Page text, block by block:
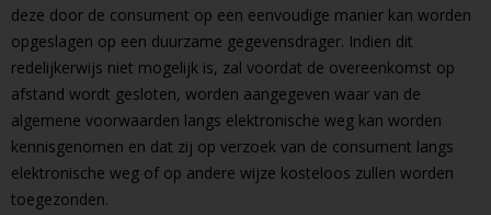
deze door de consument op een eenvoudige manier kan worden
opgeslagen op een duurzame gegevensdrager. Indien dit
redelijkerwijs niet mogelijk is, zal voordat de overeenkomst op
afstand wordt gesloten, worden aangegeven waar van de
algemene voorwaarden langs elektronische weg kan worden
kennisgenomen en dat zij op verzoek van de consument langs
elektronische weg of op andere wijze kosteloos zullen worden
toegezonden.